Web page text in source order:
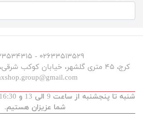
۰۲۶۳۳۵۱۳۵۲۹ - ۰۲۶۳۳۵۳۴۳۱۵
کرج، ۴۵ متری گلشهر، خیابان کوکب شرقی، عکس و فیلم مکث
شما عزیزان هستیم.